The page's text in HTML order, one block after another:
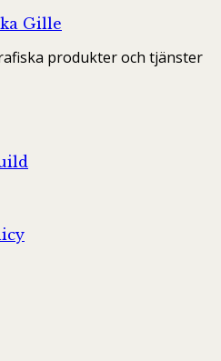
Gille
produkter och tjänster